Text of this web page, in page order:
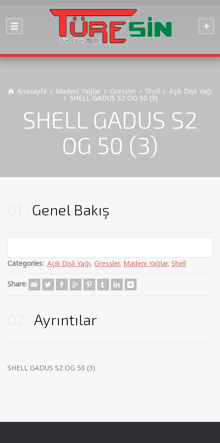
Anasayfa Madeni Yağlar Gressler Shell Açık Dişli Yağı
SHELL GADUS S2 OG 50 (3)
SHELL GADUS S2
OG 50 (3)
Genel Bakış
Categories: Açık Dişli Yağı, Gressler, Madeni Yağlar, Shell
Share:
Ayrıntılar
SHELL GADUS S2 OG 50 (3)